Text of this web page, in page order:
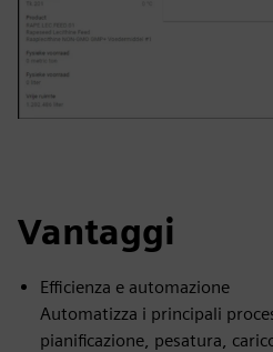
Vantaggi
Efficienza e automazione
Automatizza i principali
pianificazione, pesatura,